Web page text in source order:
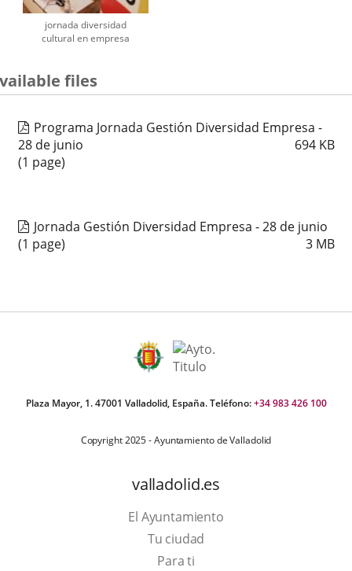
jornada diversidad
cultural en empresa
files
Programa Jornada Gestión Diversidad Empresa -
28 de junio
694 KB
(1 page)
Jornada Gestión Diversidad Empresa - 28 de junio
3 MB
(1 page)
Plaza Mayor, 1. 47001 Valladolid, España. Teléfono:+34 983 426 100
Copyright 2025 - Ayuntamiento de Valladolid
valladolid.es
El Ayuntamiento
Tu ciudad
Para ti